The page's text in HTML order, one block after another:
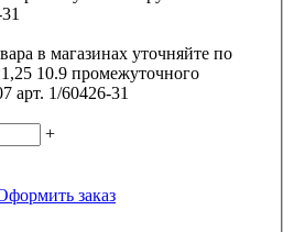
в магазинах уточняйте по
10.9 промежуточного
рулевого вала 2101-2107 арт. 1/60426-31
+
заказ